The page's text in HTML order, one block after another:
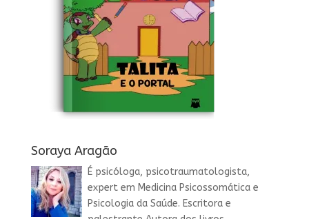
Soraya Aragão
É psicóloga, psicotraumatologista,
expert em Medicina Psicossomática e
Psicologia da Saúde. Escritora e